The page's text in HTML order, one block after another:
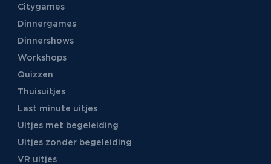
Citygames
Dinnergames
Dinnershows
Workshops
Quizzen
Thuisuitjes
Last minute uitjes
Uitjes met begeleiding
Uitjes zonder begeleiding
VR uitjes